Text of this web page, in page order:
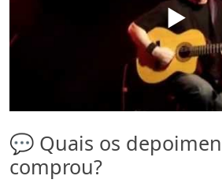
▶️
💬 Quais os
comprou?